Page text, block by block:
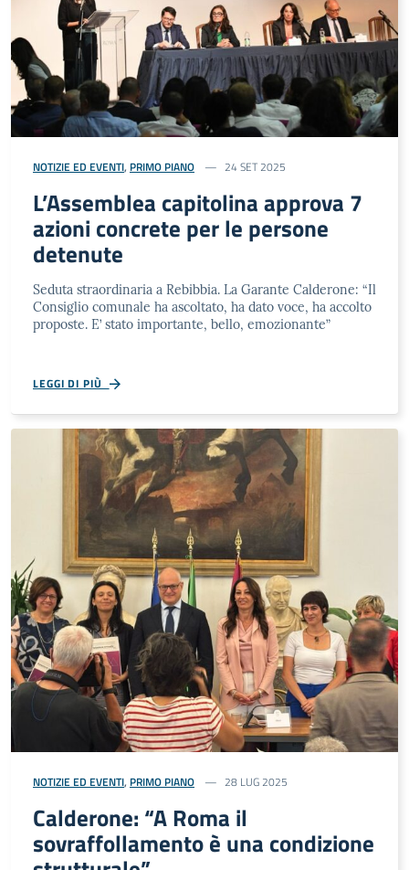
NOTIZIE ED EVENTI, PRIMO PIANO 24 SET 2025
L’Assemblea capitolina approva 7
azioni concrete per le persone
detenute
Seduta straordinaria a Rebibbia. La Garante Calderone: “Il
Consiglio comunale ha ascoltato, ha dato voce, ha accolto
proposte. E’ stato importante, bello, emozionante”
LEGGI DI PIÙ
NOTIZIE ED EVENTI, PRIMO PIANO 28 LUG 2025
Calderone: “A Roma il
sovraffollamento è una condizione